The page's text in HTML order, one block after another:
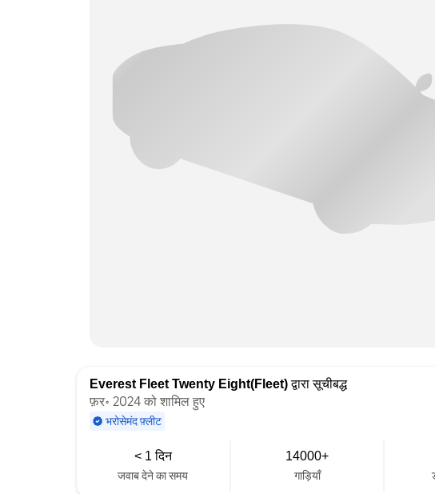
Everest Fleet Twenty Eight(Fleet)द्वारा सूचीबद्ध
फ़र॰ 2024 को शामिल हुए
भरोसेमंद फ़्लीट
< 1 दिन
जवाब देने का समय
14000+
गाड़ियाँ